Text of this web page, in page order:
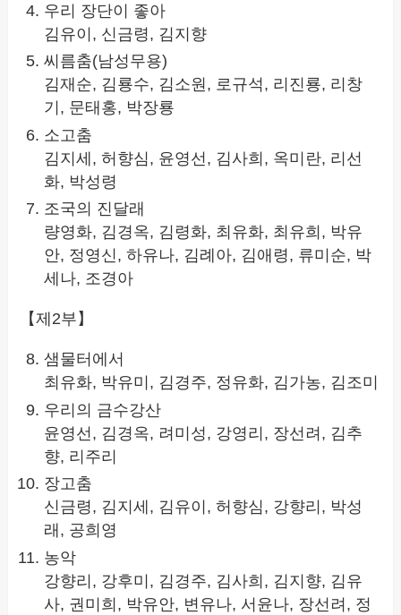
우리 장단이 좋아
김유이, 신금령, 김지향
씨름춤(남성무용)
김재순, 김룡수, 김소원, 로규석, 리진룡, 리창
기, 문태홍, 박장룡
소고춤
김지세, 허향심, 윤영선, 김사희, 옥미란, 리선
화, 박성령
조국의 진달래
량영화, 김경옥, 김령화, 최유화, 최유희, 박유
안, 정영신, 하유나, 김례아, 김애령, 류미순, 박
세나, 조경아
【제2부】
샘물터에서
최유화, 박유미, 김경주, 정유화, 김가농, 김조미
우리의 금수강산
윤영선, 김경옥, 려미성, 강영리, 장선려, 김추
향, 리주리
장고춤
신금령, 김지세, 김유이, 허향심, 강향리, 박성
래, 공희영
농악
강향리, 강후미, 김경주, 김사희, 김지향, 김유
사, 권미희, 박유안, 변유나, 서윤나, 장선려, 정